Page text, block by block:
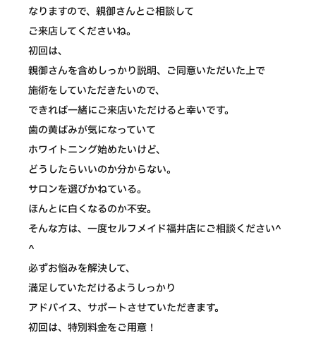
なりますので、親御さんとご相談して
ご来店してくださいね。
初回は、
親御さんを含めしっかり説明、ご同意いただいた上で
施術をしていただきたいので、
できれば一緒にご来店いただけると幸いです。
歯の黄ばみが気になっていて
ホワイトニング始めたいけど、
どうしたらいいのか分からない。
サロンを選びかねている。
ほんとに白くなるのか不安。
そんな方は、一度セルフメイド福井店にご相談ください^
^
必ずお悩みを解決して、
満足していただけるようしっかり
アドバイス、サポートさせていただきます。
初回は、特別料金をご用意！